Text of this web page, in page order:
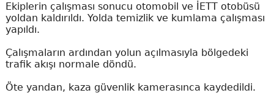
Ekiplerin çalışması sonucu otomobil ve İETT otobüsü
yoldan kaldırıldı. Yolda temizlik ve kumlama çalışması
yapıldı.
Çalışmaların ardından yolun açılmasıyla bölgedeki
trafik akışı normale döndü.
Öte yandan, kaza güvenlik kamerasınca kaydedildi.